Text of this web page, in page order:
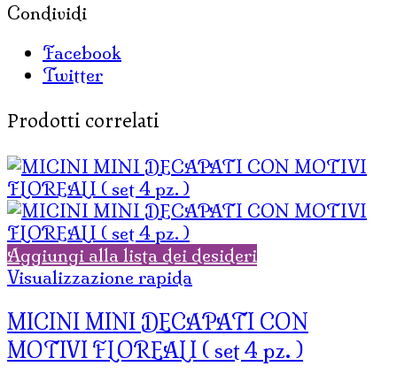
Condividi
Facebook
Twitter
Prodotti correlati
Aggiungi alla lista dei desideri
Visualizzazione rapida
MICINI MINI DECAPATI CON
MOTIVI FLOREALI ( set 4 pz. )